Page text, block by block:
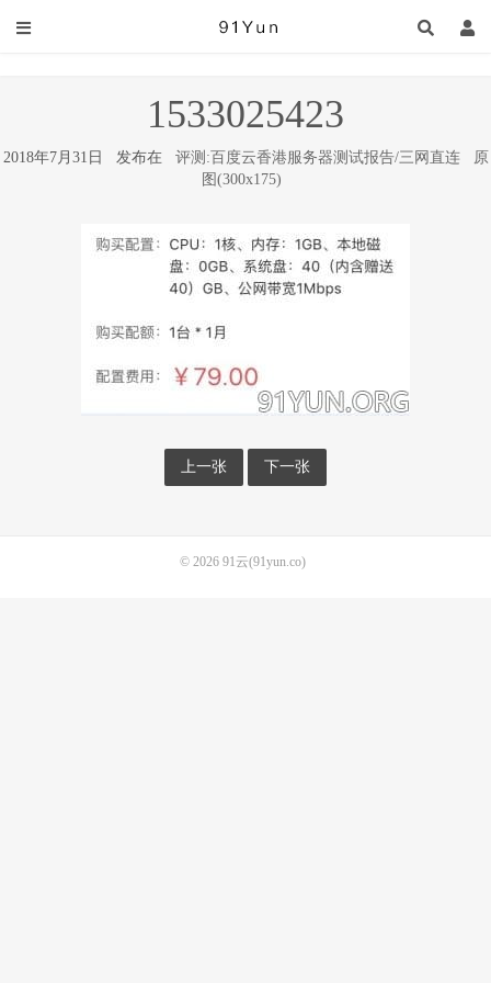
1533025423
2018年7月31日 发布在 评测:百度云香港服务器测试报告/三网直连
原
图(300x175)
上一张 下一张
© 2026 91云(91yun.co)